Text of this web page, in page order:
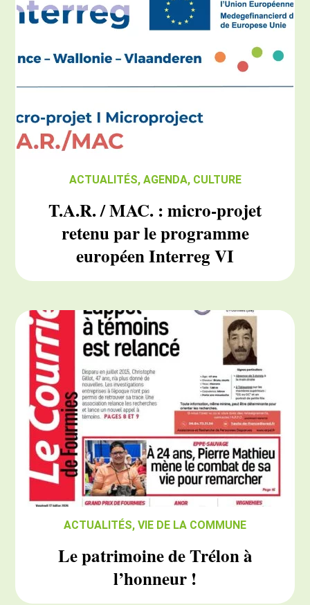
ACTUALITÉS, AGENDA, CULTURE
T.A.R. / MAC. : micro-projet
retenu par le programme
européen Interreg VI
ACTUALITÉS, VIE DE LA COMMUNE
Le patrimoine de Trélon à
l’honneur !